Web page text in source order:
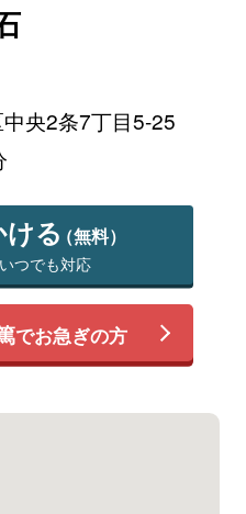
央2条7丁目5-25
る（無料）
つでも対応
でお急ぎの方